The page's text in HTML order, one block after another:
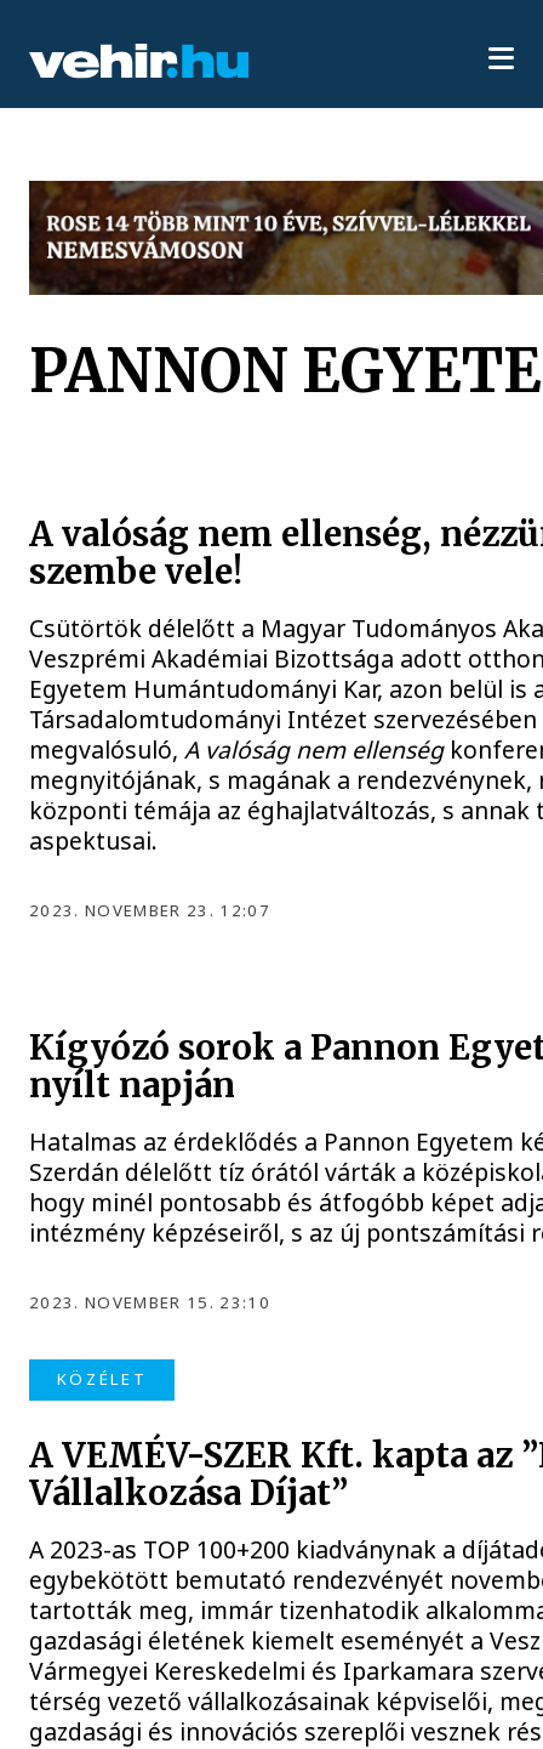
PANNON
A valóság nem ellenség,
szembe vele!
Csütörtök délelőtt a Magyar Tudományos
Veszprémi Akadémiai Bizottsága adott
Egyetem Humántudományi Kar, azon belül is
Társadalomtudományi Intézet szervezésében
megvalósuló,A valóság nem ellenség
megnyitójának, s magának a rendezvénynek,
központi témája az éghajlatváltozás, s annak
aspektusai.
2023. NOVEMBER 23. 12:07
Kígyózó sorok a Pannon
nyílt napján
Hatalmas az érdeklődés a Pannon Egyetem
Szerdán délelőtt tíz órától várták a
hogy minél pontosabb és átfogóbb képet
intézmény képzéseiről, s az új pontszámítási
2023. NOVEMBER 15. 23:10
KÖZÉLET
A VEMÉV-SZER Kft. kapta az
Vállalkozása Díjat”
A 2023-as TOP 100+200 kiadványnak a
egybekötött bemutató rendezvényét
tartották meg, immár tizenhatodik
gazdasági életének kiemelt eseményét a
Vármegyei Kereskedelmi és Iparkamara
térség vezető vállalkozásainak képviselői,
gazdasági és innovációs szereplői vesznek